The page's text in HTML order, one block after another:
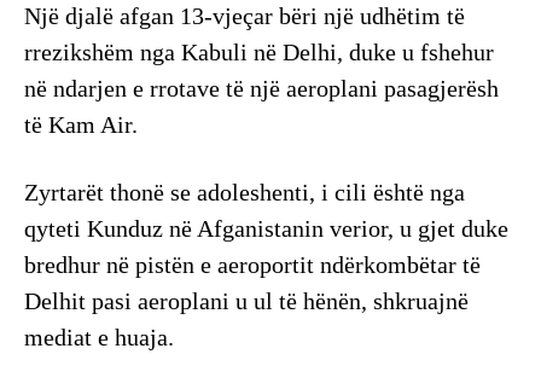
Një djalë afgan 13-vjeçar bëri një udhëtim të
rrezikshëm nga Kabuli në Delhi, duke u fshehur
në ndarjen e rrotave të një aeroplani pasagjerësh
të Kam Air.
Zyrtarët thonë se adoleshenti, i cili është nga
qyteti Kunduz në Afganistanin verior, u gjet duke
bredhur në pistën e aeroportit ndërkombëtar të
Delhit pasi aeroplani u ul të hënën, shkruajnë
mediat e huaja.